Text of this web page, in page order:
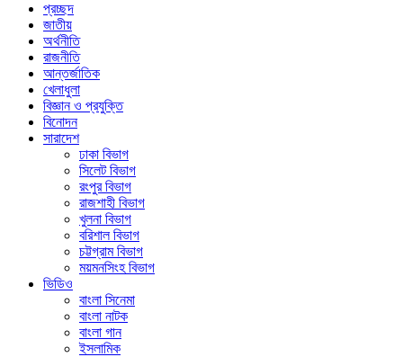
প্রচ্ছদ
জাতীয়
অর্থনীতি
রাজনীতি
আন্তর্জাতিক
খেলাধুলা
বিজ্ঞান ও প্রযুক্তি
বিনোদন
সারাদেশ
ঢাকা বিভাগ
সিলেট বিভাগ
রংপুর বিভাগ
রাজশাহী বিভাগ
খুলনা বিভাগ
বরিশাল বিভাগ
চট্টগ্রাম বিভাগ
ময়মনসিংহ বিভাগ
ভিডিও
বাংলা সিনেমা
বাংলা নাটক
বাংলা গান
ইসলামিক